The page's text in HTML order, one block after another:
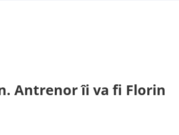
Antrenor îi va fi Florin